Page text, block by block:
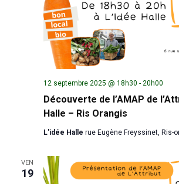
Découverte de l’AMAP de
Halle – Ris Orangis
12 septembre 2025 @ 18h30 - 20h00
L'idée Halle rue Eugène Freyssinet, Ris-
VEN
19